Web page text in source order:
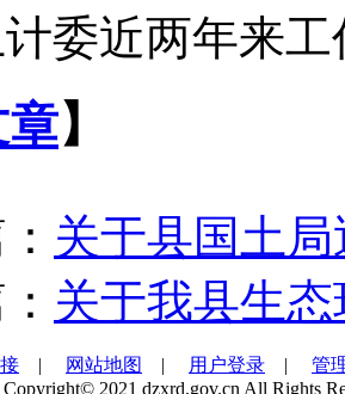
委近两年来
章】
关于县国土
关于我县生
| 网站地图 | 用户登录 | 管
Copyright© 2021 dzxrd.gov.cn All Rights